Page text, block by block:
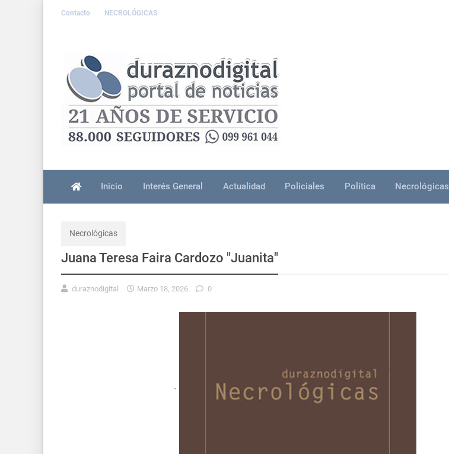
Contacto NECROLÓGICAS
Inicio Interés General Actualidad Policiales Política Necrológicas
Necrológicas
Juana Teresa Faira Cardozo "Juanita"
duraznodigital Marzo 18, 2026 0
.